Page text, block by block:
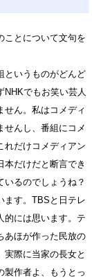
ことについて文句を
というものがどんど
NHKでもお笑い芸人
せん。私はコメディ
せんし、番組にコメ
れだけコメディアン
本だけだと断言でき
いるのでしょうね？
ます。TBSと日テレ
的には思います。テ
あほが作った民放の
際に当家の長女と
製作者よ、もうとっ